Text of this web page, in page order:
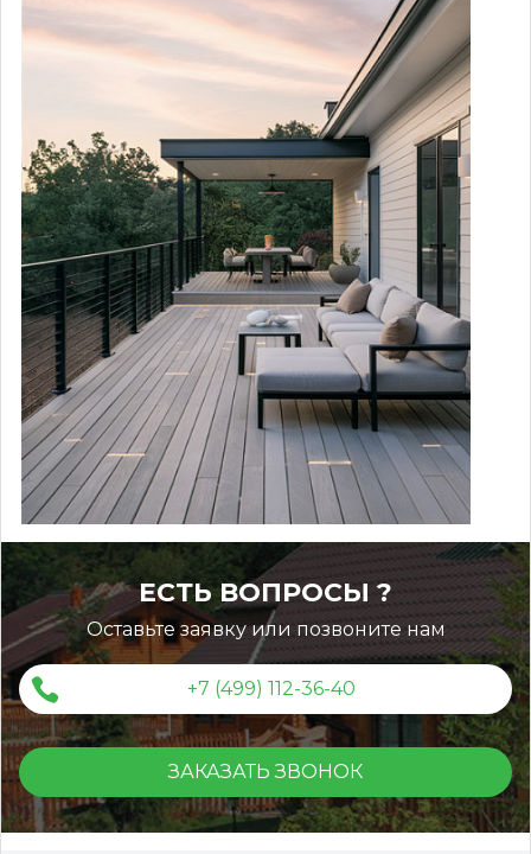
ЕСТЬ ВОПРОСЫ ?
Оставьте заявку или позвоните нам
+7 (499) 112-36-40
ЗАКАЗАТЬ ЗВОНОК